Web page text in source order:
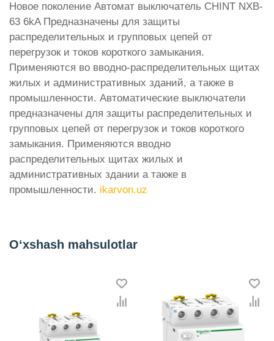
Новое поколение Автомат выключатель CHINT NXB-
63 6kA Предназначены для защиты
распределительных и групповых цепей от
перегрузок и токов короткого замыкания.
Применяются во вводно-распределительных щитах
жилых и административных зданий, а также в
промышленности. Автоматические выключатели
предназначены для защиты распределительных и
групповых цепей от перегрузок и токов короткого
замыкания. Применяются вводно
распределительных щитах жилых и
административных здании а также в
промышленности. ikarvon.uz
O‘xshash mahsulotlar